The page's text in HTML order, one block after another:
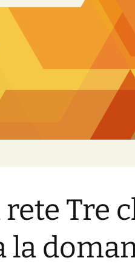
rete Tre
la